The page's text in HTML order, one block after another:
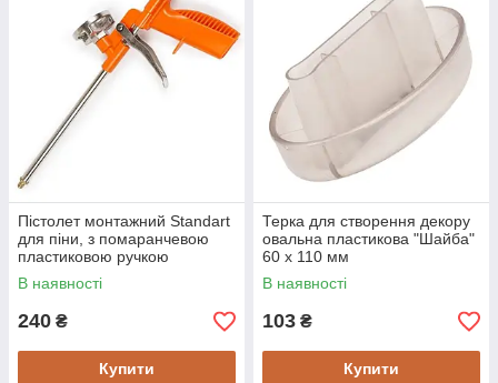
Пістолет монтажний Standart
для піни, з помаранчевою
пластиковою ручкою
В наявності
240 ₴
Купити
Терка для створення декору
овальна пластикова "Шайба"
60 x 110 мм
В наявності
103 ₴
Купити